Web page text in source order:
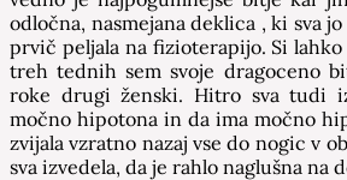
odločna, nasmejana deklica , ki sva
prvič peljala na fizioterapijo. Si lahko
treh tednih sem svoje dragoceno
roke drugi ženski. Hitro sva tudi
močno hipotona in da ima močno
zvijala vzratno nazaj vse do nogic v
sva izvedela, da je rahlo naglušna na